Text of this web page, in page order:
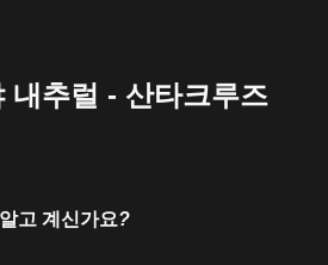
내추럴 - 산타크루즈
알고 계신가요?